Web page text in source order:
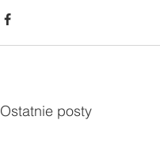
Ostatnie posty